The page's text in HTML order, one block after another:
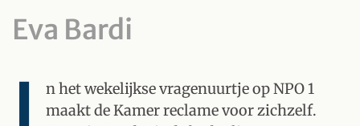
Eva Bardi
n het wekelijkse vragenuurtje op NPO 1
maakt de Kamer reclame voor zichzelf.